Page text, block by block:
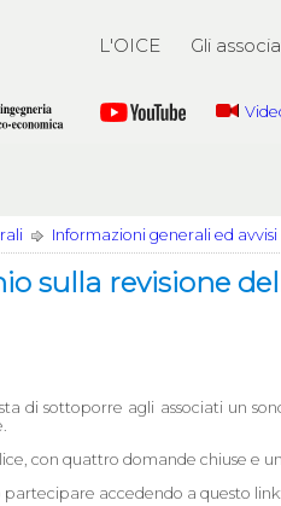
L'OICE Gli
Informazioni generali ed avvisi
sulla revisione
di sottoporre agli associati un
con quattro domande chiuse e
partecipare accedendo a questo link: